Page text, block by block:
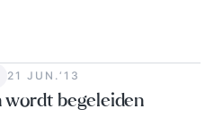
21 JUN.‘13
wordt begeleiden